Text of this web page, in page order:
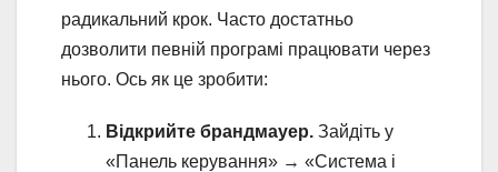
радикальний крок. Часто достатньо
дозволити певній програмі працювати через
нього. Ось як це зробити:
Відкрийте брандмауер. Зайдіть у
«Панель керування» → «Система і